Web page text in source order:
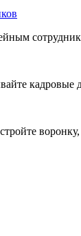
кадровые